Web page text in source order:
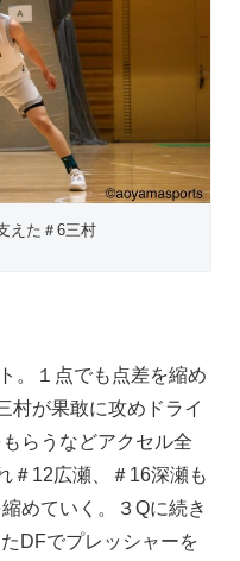
えた＃6三村
。１点でも点差を縮め
村が果敢に攻めドライ
らうなどアクセル全
＃12広瀬、＃16深瀬も
めていく。３Qに続き
DFでプレッシャーを